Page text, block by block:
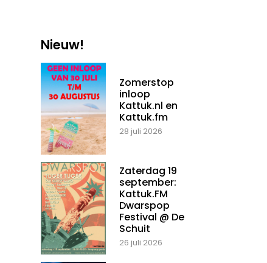
Nieuw!
Zomerstop
inloop
Kattuk.nl en
Kattuk.fm
28 juli 2026
Zaterdag 19
september:
Kattuk.FM
Dwarspop
Festival @ De
Schuit
26 juli 2026